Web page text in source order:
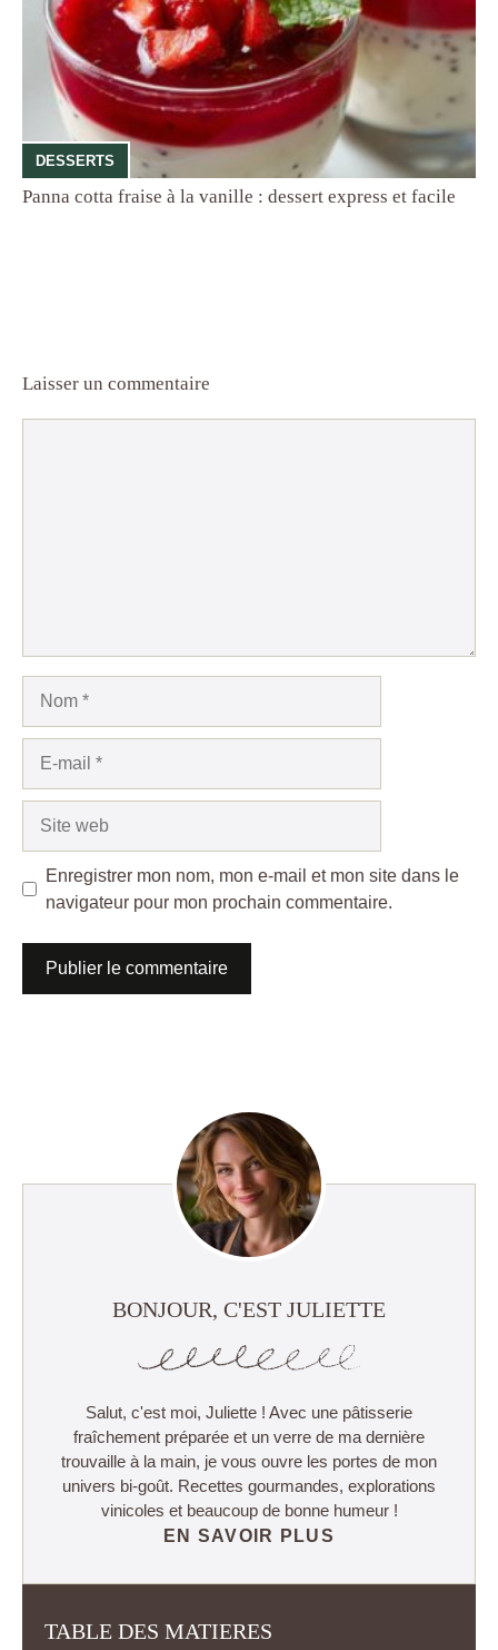
DESSERTS
Panna cotta fraise à la vanille : dessert express et facile
Laisser un commentaire
Enregistrer mon nom, mon e-mail et mon site dans le
navigateur pour mon prochain commentaire.
BONJOUR, C'EST JULIETTE
Salut, c'est moi, Juliette ! Avec une pâtisserie
fraîchement préparée et un verre de ma dernière
trouvaille à la main, je vous ouvre les portes de mon
univers bi-goût. Recettes gourmandes, explorations
vinicoles et beaucoup de bonne humeur !
EN SAVOIR PLUS
TABLE DES MATIERES